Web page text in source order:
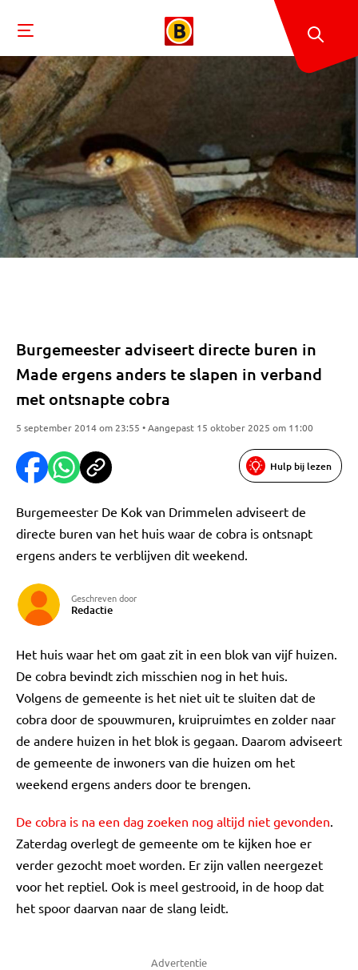
Burgemeester adviseert directe buren in
Made ergens anders te slapen in verband
met ontsnapte cobra
5 september 2014 om 23:55 • Aangepast 15 oktober 2025 om 11:00
Hulp bij lezen
Burgemeester De Kok van Drimmelen adviseert de
directe buren van het huis waar de cobra is ontsnapt
ergens anders te verblijven dit weekend.
Geschreven door
Redactie
Het huis waar het om gaat zit in een blok van vijf huizen.
De cobra bevindt zich misschien nog in het huis.
Volgens de gemeente is het niet uit te sluiten dat de
cobra door de spouwmuren, kruipruimtes en zolder naar
de andere huizen in het blok is gegaan. Daarom adviseert
de gemeente de inwoners van die huizen om het
weekend ergens anders door te brengen.
De cobra is na een dag zoeken nog altijd niet gevonden.
Zaterdag overlegt de gemeente om te kijken hoe er
verder gezocht moet worden. Er zijn vallen neergezet
voor het reptiel. Ook is meel gestrooid, in de hoop dat
het spoor daarvan naar de slang leidt.
Advertentie